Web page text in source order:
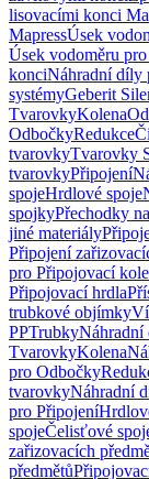
lisovacími konci
MapressÚsek
Úsek vodoměru
konciNáhradní díly
systémyGeberit
TvarovkyKolena
OdbočkyRedukce
tvarovkyTvarovky
tvarovkyPřipojení
spojeHrdlové spoje
spojkyPřechodky
jiné materiály
Připojení
pro Připojovací
Připojovací hrdla
trubkové objímky
PPTrubky
TvarovkyKolena
pro Odbočky
tvarovkyNáhradní
pro Připojení
spojeČelisťové
zařizovacích
předmětů